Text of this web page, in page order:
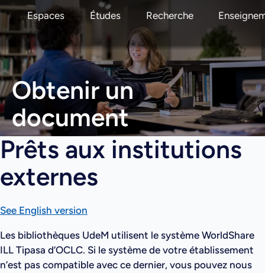
Espaces Études Recherche
Obtenir un
document
Prêts aux institutions
externes
See English version
Les bibliothèques UdeM utilisent le système WorldShare
ILL Tipasa d’OCLC. Si le système de votre établissement
n’est pas compatible avec ce dernier, vous pouvez nous